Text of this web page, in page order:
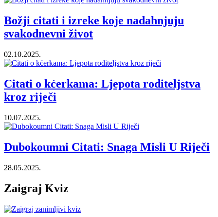
Božji citati i izreke koje nadahnjuju
svakodnevni život
02.10.2025.
Citati o kćerkama: Ljepota roditeljstva
kroz riječi
10.07.2025.
Dubokoumni Citati: Snaga Misli U Riječi
28.05.2025.
Zaigraj Kviz